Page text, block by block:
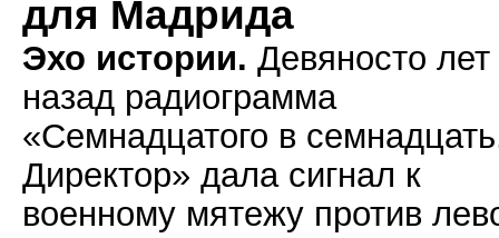
для Мадрида
Эхо истории. Девяносто лет
назад радиограмма
«Семнадцатого в
Директор» дала сигнал к
военному мятежу против